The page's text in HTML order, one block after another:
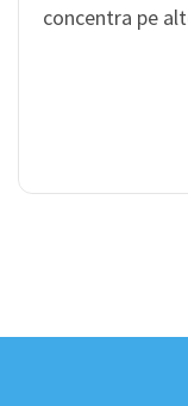
concentra pe